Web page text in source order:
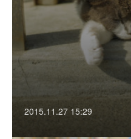
2015.11.27 15:29